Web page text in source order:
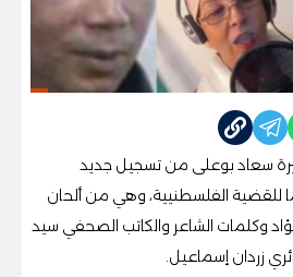
سعاد بوعلى من تسجيل جديد
للقضية الفلسطنيية، وهي من ألحان
وكلمات الشاعر والكاتب الصحفي سيد
زردان إسماعيل.